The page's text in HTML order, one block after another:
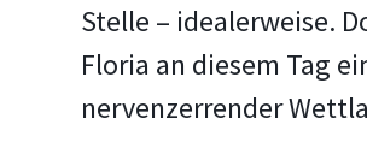
Stelle – idealerweise.
Floria an diesem Tag
nervenzerrender